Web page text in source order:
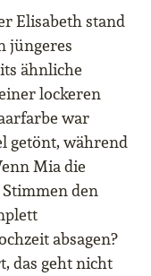
Elisabeth stand
jüngeres
ähnliche
lockeren
war
getönt, während
Mia die
den
absagen?
das geht nicht